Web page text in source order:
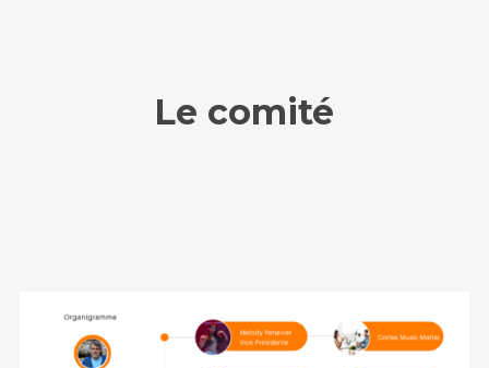
Le comité